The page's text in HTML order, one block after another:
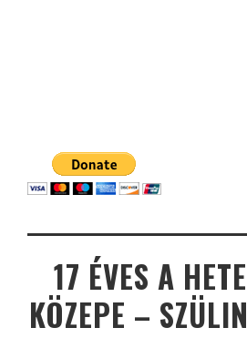
17 ÉVES A
KÖZEPE –